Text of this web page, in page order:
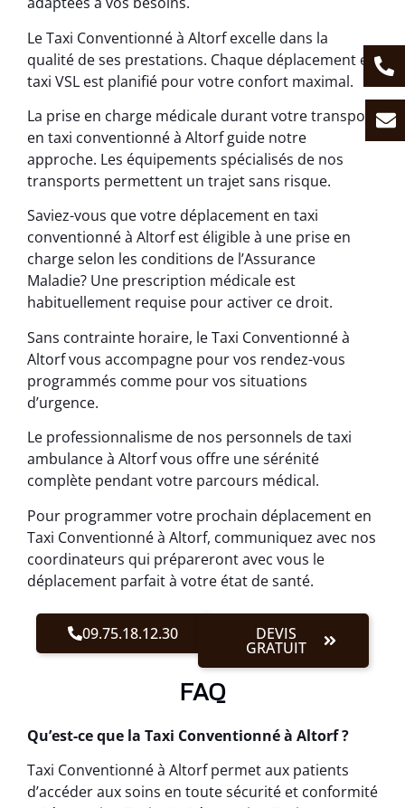
Le Taxi Conventionné à Altorf excelle dans la
qualité de ses prestations. Chaque déplacement en
taxi VSL est planifié pour votre confort maximal.
La prise en charge médicale durant votre transport
en taxi conventionné à Altorf guide notre
approche. Les équipements spécialisés de nos
transports permettent un trajet sans risque.
Saviez-vous que votre déplacement en taxi
conventionné à Altorf est éligible à une prise en
charge selon les conditions de l’Assurance
Maladie? Une prescription médicale est
habituellement requise pour activer ce droit.
Sans contrainte horaire, le Taxi Conventionné à
Altorf vous accompagne pour vos rendez-vous
programmés comme pour vos situations
d’urgence.
Le professionnalisme de nos personnels de taxi
ambulance à Altorf vous offre une sérénité
complète pendant votre parcours médical.
Pour programmer votre prochain déplacement en
Taxi Conventionné à Altorf, communiquez avec nos
coordinateurs qui prépareront avec vous le
déplacement parfait à votre état de santé.
09.75.18.12.30 DEVIS
GRATUIT
FAQ
Qu’est-ce que la Taxi Conventionné à Altorf ?
Taxi Conventionné à Altorf permet aux patients
d’accéder aux soins en toute sécurité et conformité